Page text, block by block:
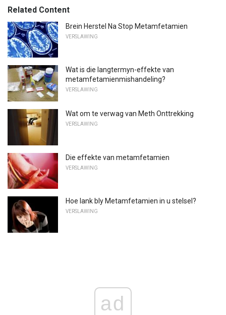
Related Content
Brein Herstel Na Stop Metamfetamien
VERSLAWING
Wat is die langtermyn-effekte van
metamfetamienmishandeling?
VERSLAWING
Wat om te verwag van Meth Onttrekking
VERSLAWING
Die effekte van metamfetamien
VERSLAWING
Hoe lank bly Metamfetamien in u stelsel?
VERSLAWING
ad